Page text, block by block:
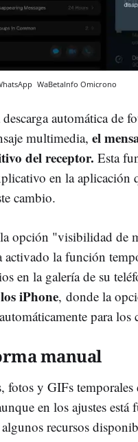
WaBetaInfo Omicrono
automática de
multimedia, el
del receptor. Esta
en la aplicación
cambio.
opción "visibilidad de
activado la función
en la galería de su
iPhone, donde la
para los
manual
fotos y GIFs temporales
en los ajustes está
recursos